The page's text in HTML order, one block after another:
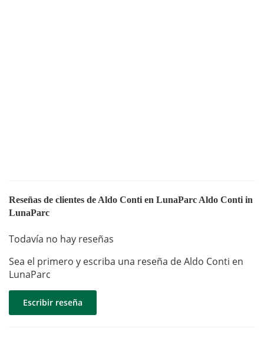
Reseñas de clientes de Aldo Conti en LunaParc Aldo Conti in
LunaParc
Todavía no hay reseñas
Sea el primero y escriba una reseña de Aldo Conti en
LunaParc
Escribir reseña